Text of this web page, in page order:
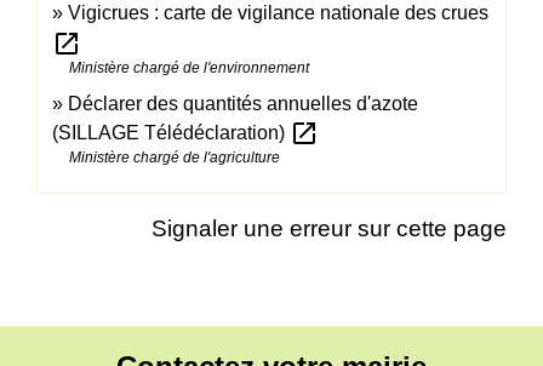
Vigicrues : carte de vigilance nationale des crues
open_in_new
Ministère chargé de l'environnement
Déclarer des quantités annuelles d'azote
(SILLAGE Télédéclaration) open_in_new
Ministère chargé de l'agriculture
Signaler une erreur sur cette page